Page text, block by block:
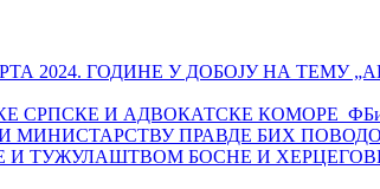
2024. ГОДИНЕ У ДОБОЈУ НА
СРПСКЕ И АДВОКАТСКЕ КОМОРЕ
МИНИСТАРСТВУ ПРАВДЕ БИХ
И ТУЖУЛАШТВОМ БОСНЕ И